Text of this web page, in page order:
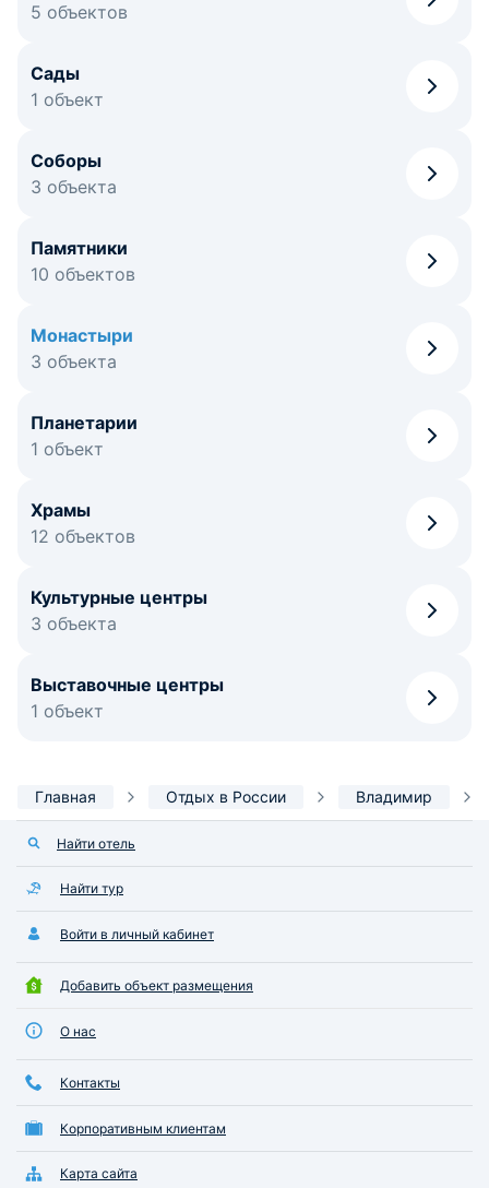
5 объектов
Сады
1 объект
Соборы
3 объекта
Памятники
10 объектов
Монастыри
3 объекта
Планетарии
1 объект
Храмы
12 объектов
Культурные центры
3 объекта
Выставочные центры
1 объект
Главная Отдых в России Владимир
Найти отель
Найти тур
Войти в личный кабинет
Добавить объект размещения
О нас
Контакты
Корпоративным клиентам
Карта сайта